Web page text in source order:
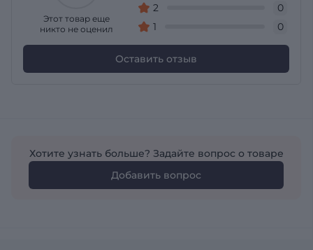
Этот товар еще
никто не оценил
2
0
1
0
Оставить отзыв
Хотите узнать больше? Задайте вопрос о товаре
Добавить вопрос